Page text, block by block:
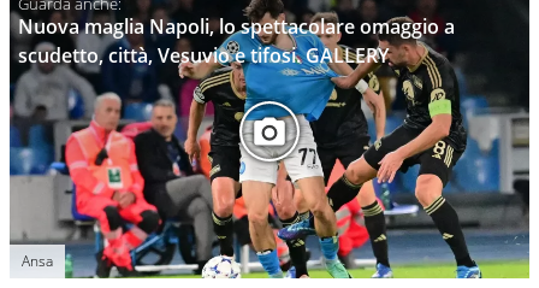
Nuova maglia Napoli, lo spettacolare omaggio a
scudetto, città, Vesuvio e tifosi. GALLERY
Ansa